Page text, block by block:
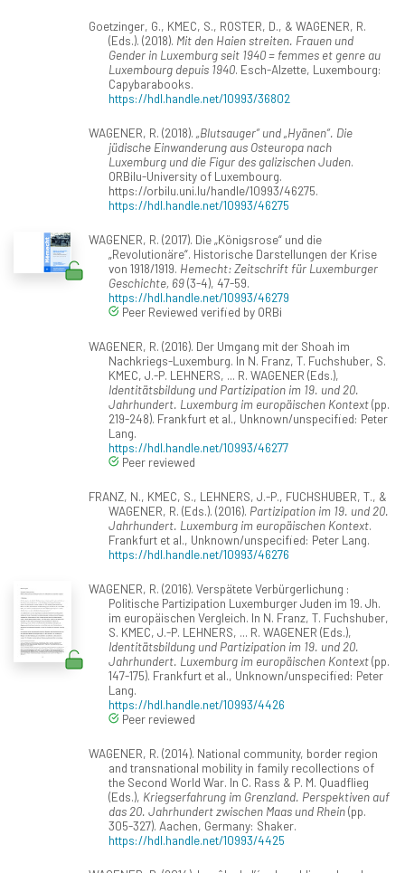
Goetzinger, G., KMEC, S., ROSTER, D., & WAGENER, R.
(Eds.). (2018). Mit den Haien streiten. Frauen und
Gender in Luxemburg seit 1940 = femmes et genre au
Luxembourg depuis 1940. Esch-Alzette, Luxembourg:
Capybarabooks.
https://hdl.handle.net/10993/36802
WAGENER, R. (2018). „Blutsauger“ und „Hyänen“. Die
jüdische Einwanderung aus Osteuropa nach
Luxemburg und die Figur des galizischen Juden.
ORBilu-University of Luxembourg.
https://orbilu.uni.lu/handle/10993/46275.
https://hdl.handle.net/10993/46275
WAGENER, R. (2017). Die „Königsrose“ und die
„Revolutionäre“. Historische Darstellungen der Krise
von 1918/1919. Hemecht: Zeitschrift für Luxemburger
Geschichte, 69(3-4), 47-59.
https://hdl.handle.net/10993/46279
Peer Reviewed verified by ORBi
WAGENER, R. (2016). Der Umgang mit der Shoah im
Nachkriegs-Luxemburg. In N. Franz, T. Fuchshuber, S.
KMEC, J.-P. LEHNERS, ... R. WAGENER (Eds.),
Identitätsbildung und Partizipation im 19. und 20.
Jahrhundert. Luxemburg im europäischen Kontext(pp.
219-248). Frankfurt et al., Unknown/unspecified: Peter
Lang.
https://hdl.handle.net/10993/46277
Peer reviewed
FRANZ, N., KMEC, S., LEHNERS, J.-P., FUCHSHUBER, T., &
WAGENER, R. (Eds.). (2016). Partizipation im 19. und 20.
Jahrhundert. Luxemburg im europäischen Kontext.
Frankfurt et al., Unknown/unspecified: Peter Lang.
https://hdl.handle.net/10993/46276
WAGENER, R. (2016). Verspätete Verbürgerlichung :
Politische Partizipation Luxemburger Juden im 19. Jh.
im europäischen Vergleich. In N. Franz, T. Fuchshuber,
S. KMEC, J.-P. LEHNERS, ... R. WAGENER (Eds.),
Identitätsbildung und Partizipation im 19. und 20.
Jahrhundert. Luxemburg im europäischen Kontext(pp.
147-175). Frankfurt et al., Unknown/unspecified: Peter
Lang.
https://hdl.handle.net/10993/4426
Peer reviewed
WAGENER, R. (2014). National community, border region
and transnational mobility in family recollections of
the Second World War. In C. Rass & P. M. Quadflieg
(Eds.), Kriegserfahrung im Grenzland. Perspektiven auf
das 20. Jahrhundert zwischen Maas und Rhein(pp.
305-327). Aachen, Germany: Shaker.
https://hdl.handle.net/10993/4425